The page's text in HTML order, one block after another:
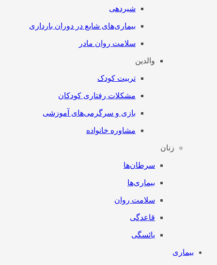
شیردهی
بیماری‌های شایع در دوران بارداری
سلامت روان مادر
والدین
تربیت کودک
مشکلات رفتاری کودکان
بازی و سرگرمی‌های آموزشی
مشاوره خانواده
زنان
سرطان‌‌ها
بیماری‌ها
سلامت روان
قاعدگی
یائسگی
بیماری